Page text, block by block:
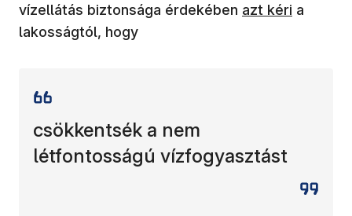
vízellátás biztonsága érdekében azt kéri a
lakosságtól, hogy
csökkentsék a nem
létfontosságú vízfogyasztást